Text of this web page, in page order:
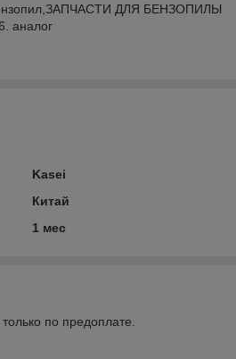
ДЛЯ БЕНЗОПИЛЫ
аналог
Kasei
Китай
1 мес
по предоплате.